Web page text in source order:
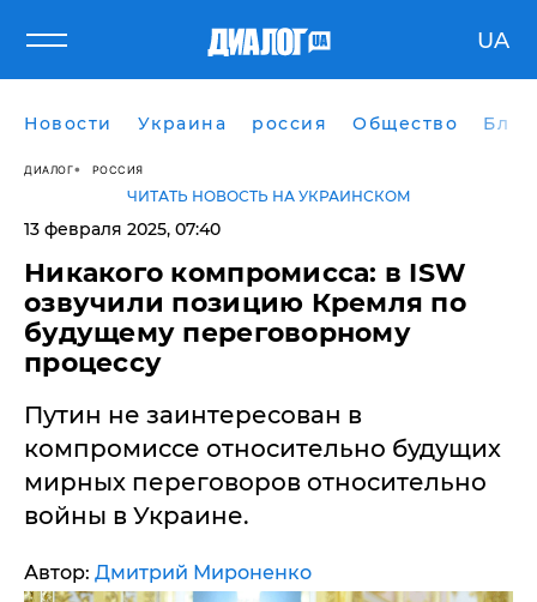
UA
Новости Украина россия Общество
ДИАЛОГ РОССИЯ
ЧИТАТЬ НОВОСТЬ НА УКРАИНСКОМ
13 февраля 2025, 07:40
​Никакого компромисса: в ISW
озвучили позицию Кремля по
будущему переговорному
процессу
Путин не заинтересован в
компромиссе относительно будущих
мирных переговоров относительно
войны в Украине.
Автор: Дмитрий Мироненко